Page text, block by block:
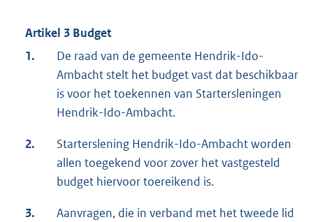
Artikel 3 Budget
1.
De raad van de gemeente Hendrik-Ido-
Ambacht stelt het budget vast dat beschikbaar
is voor het toekennen van Startersleningen
Hendrik-Ido-Ambacht.
2.
Starterslening Hendrik-Ido-Ambacht worden
allen toegekend voor zover het vastgesteld
budget hiervoor toereikend is.
3.
Aanvragen, die in verband met het tweede lid